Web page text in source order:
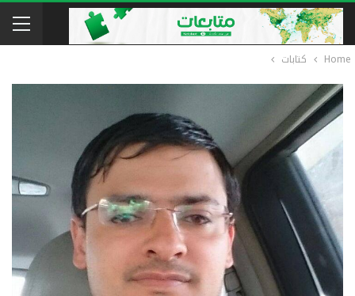
Home كتابات